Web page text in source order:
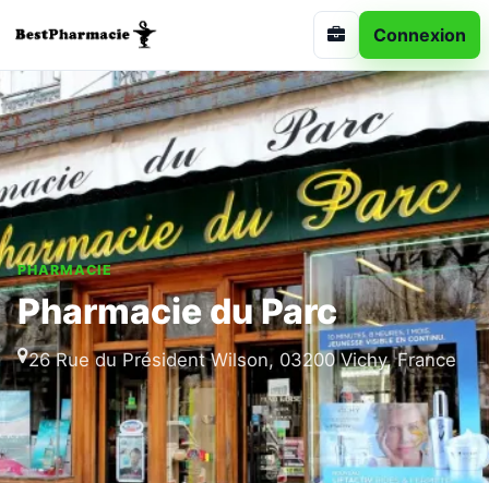
Connexion
PHARMACIE
Pharmacie du Parc
26 Rue du Président Wilson, 03200 Vichy, France